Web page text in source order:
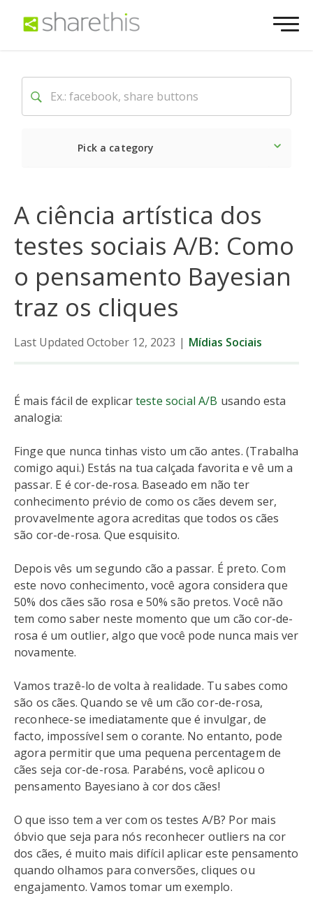
Pick a category
A ciência artística dos
testes sociais A/B: Como
o pensamento Bayesian
traz os cliques
Last Updated October 12, 2023 | Mídias Sociais
É mais fácil de explicarteste social A/B usando esta
analogia:
Finge que nunca tinhas visto um cão antes. (Trabalha
comigo aqui.) Estás na tua calçada favorita e vê um a
passar. E é cor-de-rosa. Baseado em não ter
conhecimento prévio de como os cães devem ser,
provavelmente agora acreditas que todos os cães
são cor-de-rosa. Que esquisito.
Depois vês um segundo cão a passar. É preto. Com
este novo conhecimento, você agora considera que
50% dos cães são rosa e 50% são pretos. Você não
tem como saber neste momento que um cão cor-de-
rosa é um outlier, algo que você pode nunca mais ver
novamente.
Vamos trazê-lo de volta à realidade. Tu sabes como
são os cães. Quando se vê um cão cor-de-rosa,
reconhece-se imediatamente que é invulgar, de
facto, impossível sem o corante. No entanto, pode
agora permitir que uma pequena percentagem de
cães seja cor-de-rosa. Parabéns, você aplicou o
pensamento Bayesiano à cor dos cães!
O que isso tem a ver com os testes A/B? Por mais
óbvio que seja para nós reconhecer outliers na cor
dos cães, é muito mais difícil aplicar este pensamento
quando olhamos para conversões, cliques ou
engajamento. Vamos tomar um exemplo.